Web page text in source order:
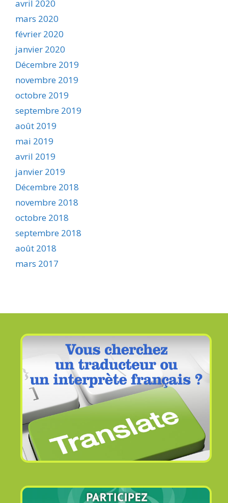
avril 2020
mars 2020
février 2020
janvier 2020
Décembre 2019
novembre 2019
octobre 2019
septembre 2019
août 2019
mai 2019
avril 2019
janvier 2019
Décembre 2018
novembre 2018
octobre 2018
septembre 2018
août 2018
mars 2017